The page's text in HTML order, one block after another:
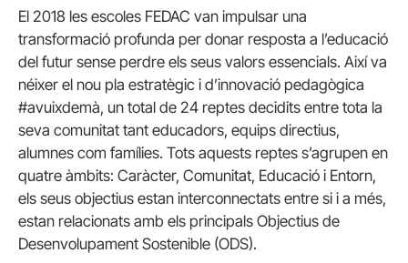
El 2018 les escoles FEDAC van impulsar una
transformació profunda per donar resposta a l’educació
del futur sense perdre els seus valors essencials. Així va
néixer el nou pla estratègic i d’innovació pedagògica
#avuixdemà, un total de 24 reptes decidits entre tota la
seva comunitat tant educadors, equips directius,
alumnes com famílies. Tots aquests reptes s’agrupen en
quatre àmbits: Caràcter, Comunitat, Educació i Entorn,
els seus objectius estan interconnectats entre si i a més,
estan relacionats amb els principals Objectius de
Desenvolupament Sostenible (ODS).